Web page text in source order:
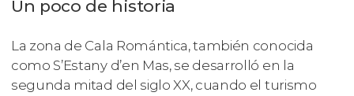
Un poco de historia
La zona de Cala Romántica, también conocida
como S’Estany d’en Mas, se desarrolló en la
segunda mitad del siglo XX, cuando el turismo